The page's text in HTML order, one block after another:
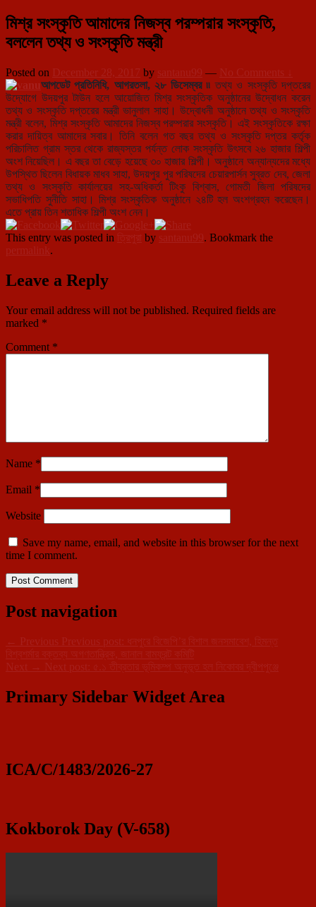
মিশ্র সংস্কৃতি আমাদের নিজস্ব পরম্পরার সংস্কৃতি,
বললেন তথ্য ও সংস্কৃতি মন্ত্রী
Posted on December 28, 2017 by santanu99 — No Comments ↓
আপডেট প্রতিনিধি, আগরতলা, ২৮ ডিসেম্বর ৷৷ তথ্য ও সংস্কৃতি দপ্তরের
উদ্যোগে উদয়পুর টাউন হলে আয়োজিত মিশ্র সংস্কৃতিক অনুষ্ঠানের উদ্বোধন করেন
তথ্য ও সংস্কৃতি দপ্তরের মন্ত্রী ভানুলাল সাহা। উদ্বোধনী অনুষ্ঠানে তথ্য ও সংস্কৃতি
মন্ত্রী বলেন, মিশ্র সংস্কৃতি আমাদের নিজস্ব পরম্পরার সংস্কৃতি। এই সংস্কৃতিকে রক্ষা
করার দায়িত্ব আমাদের সবার। তিনি বলেন গত বছর তথ্য ও সংস্কৃতি দপ্তর কর্তৃক
পরিচালিত গ্রাম স্তর থেকে রাজ্যস্তর পর্যন্ত লোক সংস্কৃতি উৎসবে ২৬ হাজার শিল্পী
অংশ নিয়েছিল। এ বছর তা বেড়ে হয়েছে ৩০ হাজার শিল্পী। অনুষ্ঠানে অন্যান্যদের মধ্যে
উপস্থিত ছিলেন বিধায়ক মাধব সাহা, উদয়পুর পুর পরিষদের চেয়ারপার্সন সুব্রত দেব, জেলা
তথ্য ও সংস্কৃতি কার্যালয়ের সহ-অধিকর্তা টিংকু বিশ্বাস, গোমতী জিলা পরিষদের
সভাধিপতি সুনীতি সাহা। মিশ্র সংস্কৃতিক অনুষ্ঠানে ২৪টি হল অংশগ্রহন করেছেন।
এতে প্রায় তিন শতাধিক শিল্পী অংশ নেন।
This entry was posted in ত্রিপুরা by santanu99. Bookmark the
permalink.
Leave a Reply
Your email address will not be published. Required fields are
marked *
Comment *
Name *
Email *
Website
Save my name, email, and website in this browser for the next
time I comment.
Post navigation
← Previous Previous post:
ধনপুরে বিজেপি’র বিশাল জনসমাবেশ, হিমন্ত
বিশ্বশর্মার বক্তব্য অগণতান্ত্রিক, জানাল বামফ্রন্ট কমিটি
Next → Next post: ৫.১ তীব্রতার ভূমিকম্প অনুভূত হল নিকোবর দ্বীপপুঞ্জে
Primary Sidebar Widget Area
ICA/C/1483/2026-27
Kokborok Day (V-658)